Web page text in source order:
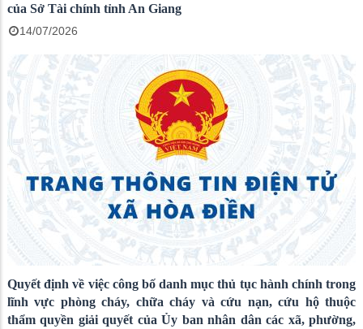
của Sở Tài chính tỉnh An Giang
14/07/2026
Quyết định về việc công bố danh mục thủ tục hành chính trong
lĩnh vực phòng cháy, chữa cháy và cứu nạn, cứu hộ thuộc
thẩm quyền giải quyết của Ủy ban nhân dân các xã, phường,